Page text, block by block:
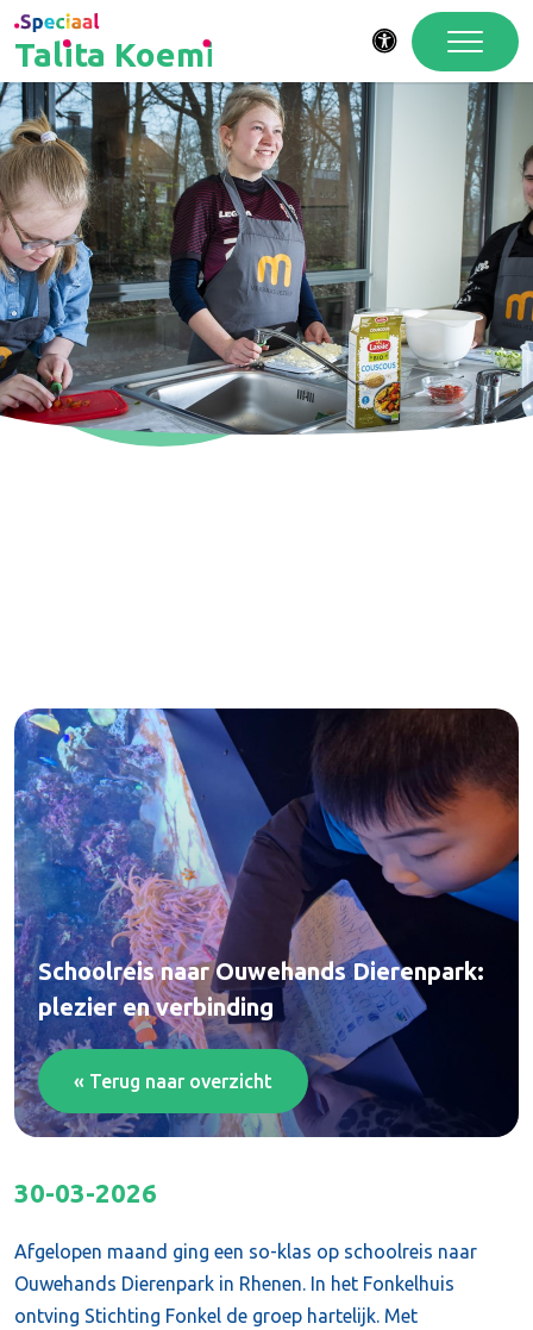
Talita Koemi Toegankelijkheid
Wij doen mee!
Schoolreis naar Ouwehands Dierenpark:
plezier en verbinding
« Terug naar overzicht
30-03-2026
Afgelopen maand ging een so-klas op schoolreis naar
Ouwehands Dierenpark in Rhenen. In het Fonkelhuis
ontving Stichting Fonkel de groep hartelijk. Met